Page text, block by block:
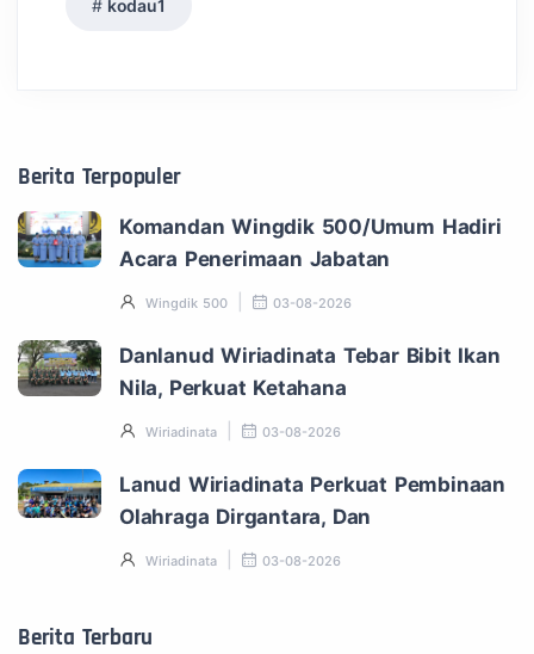
kodau1
Berita Terpopuler
Komandan Wingdik 500/Umum Hadiri
Acara Penerimaan Jabatan
Wingdik 500 03-08-2026
Danlanud Wiriadinata Tebar Bibit Ikan
Nila, Perkuat Ketahana
Wiriadinata 03-08-2026
Lanud Wiriadinata Perkuat Pembinaan
Olahraga Dirgantara, Dan
Wiriadinata 03-08-2026
Berita Terbaru